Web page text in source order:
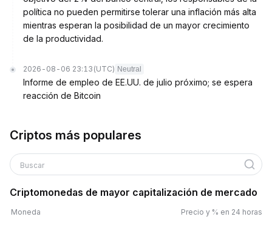
política no pueden permitirse tolerar una inflación más alta
mientras esperan la posibilidad de un mayor crecimiento
de la productividad.
2026-08-06 23:13 (UTC) Neutral
Informe de empleo de EE.UU. de julio próximo; se espera
reacción de Bitcoin
Criptos más populares
Buscar
Criptomonedas de mayor capitalización de mercado
Moneda Precio y % en 24 horas